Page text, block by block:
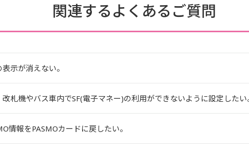
関連するよくあるご質問
示が消えない。
札機やバス車内でSF(電子マネー)の利用ができないように設定したい
情報をPASMOカードに戻したい。